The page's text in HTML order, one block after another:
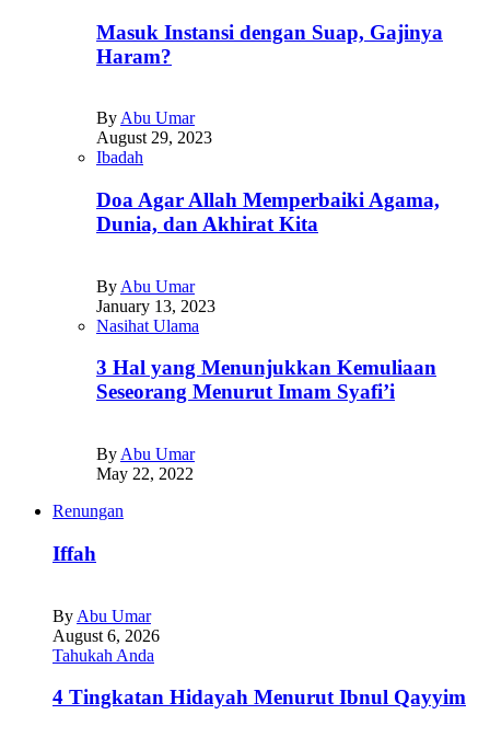
Masuk Instansi dengan Suap, Gajinya
Haram?
By Abu Umar
August 29, 2023
Ibadah
Doa Agar Allah Memperbaiki Agama,
Dunia, dan Akhirat Kita
By Abu Umar
January 13, 2023
Nasihat Ulama
3 Hal yang Menunjukkan Kemuliaan
Seseorang Menurut Imam Syafi’i
By Abu Umar
May 22, 2022
Renungan
Iffah
By Abu Umar
August 6, 2026
Tahukah Anda
4 Tingkatan Hidayah Menurut Ibnul Qayyim